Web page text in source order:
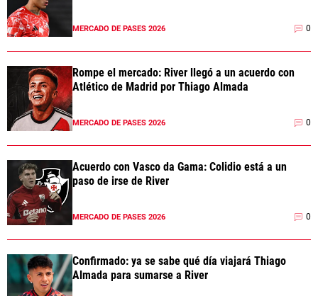
MERCADO DE PASES 2026 0
Rompe el mercado: River llegó a un acuerdo con
Atlético de Madrid por Thiago Almada
MERCADO DE PASES 2026 0
Acuerdo con Vasco da Gama: Colidio está a un
paso de irse de River
MERCADO DE PASES 2026 0
Confirmado: ya se sabe qué día viajará Thiago
Almada para sumarse a River